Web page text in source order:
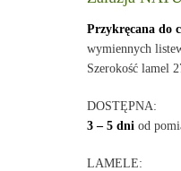
Przykręcana do
wymiennych
Szerokość lamel
DOSTĘPNA:
3 – 5 dni od
LAMELE: